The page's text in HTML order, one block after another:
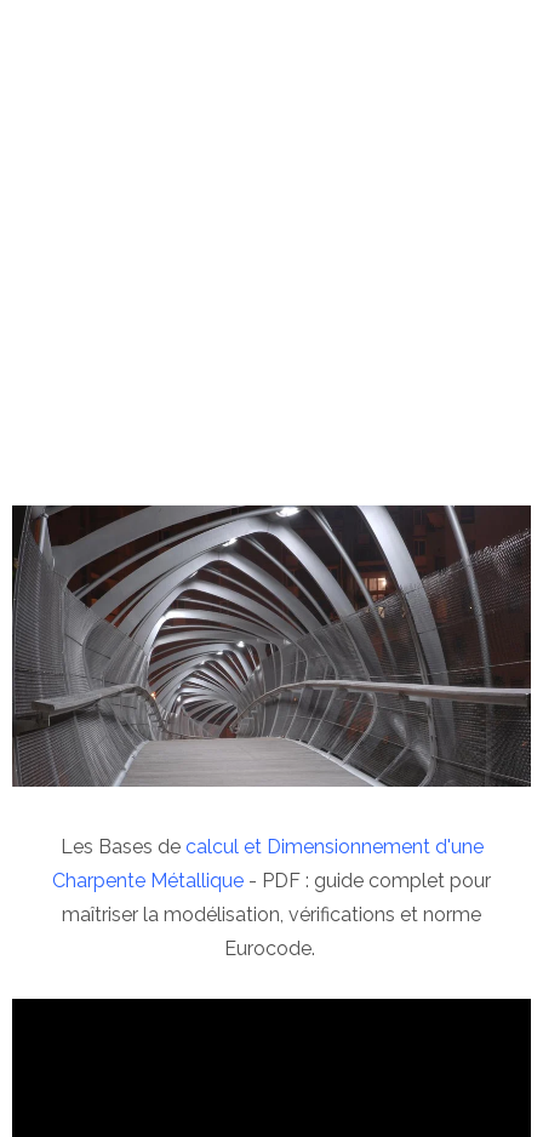
Les Bases de calcul et Dimensionnement d'une
Charpente Métallique - PDF : guide complet pour
maîtriser la modélisation, vérifications et norme
Eurocode.